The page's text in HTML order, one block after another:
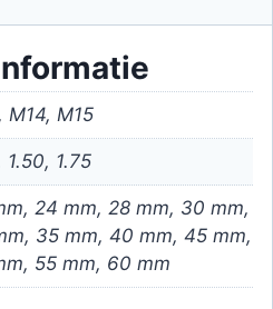
M14, M15
1.50, 1.75
24 mm, 28 mm, 30 mm,
35 mm, 40 mm, 45 mm,
55 mm, 60 mm